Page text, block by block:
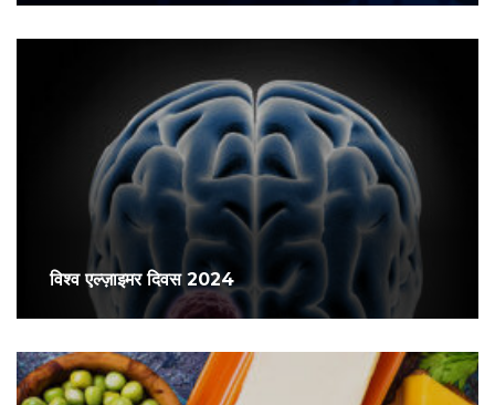
विश्व एल्ज़ाइमर दिवस 2024